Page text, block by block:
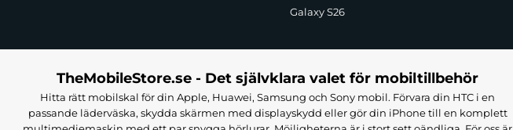
Galaxy S26
TheMobileStore.se - Det självklara valet för mobiltillbehör
Hitta rätt mobilskal för din Apple, Huawei, Samsung och Sony mobil. Förvara din HTC i en
passande läderväska, skydda skärmen med displayskydd eller gör din iPhone till en komplett